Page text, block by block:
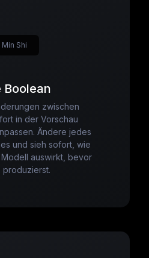
Boolean
zwischen
in der Vorschau
Ändere jedes
und sieh sofort, wie
auswirkt, bevor
produzierst.
Min Shi